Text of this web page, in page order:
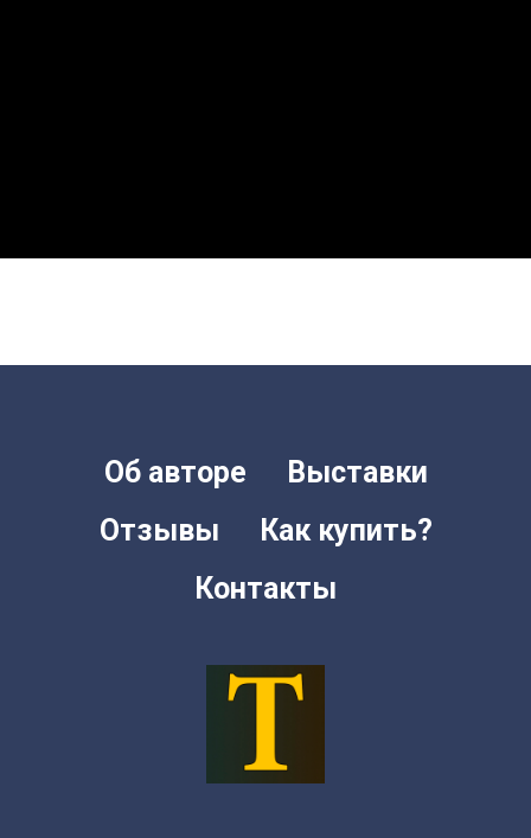
Об авторе
Выставки
Отзывы
Как купить?
Контакты